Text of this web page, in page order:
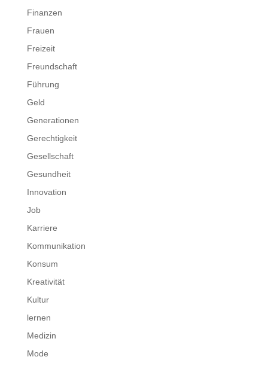
Finanzen
Frauen
Freizeit
Freundschaft
Führung
Geld
Generationen
Gerechtigkeit
Gesellschaft
Gesundheit
Innovation
Job
Karriere
Kommunikation
Konsum
Kreativität
Kultur
lernen
Medizin
Mode